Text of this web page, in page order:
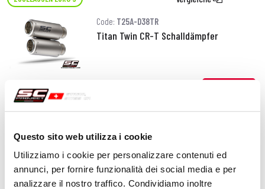
Questo sito web utilizza i cookie
Utilizziamo i cookie per personalizzare contenuti ed
annunci, per fornire funzionalità dei social media e per
analizzare il nostro traffico. Condividiamo inoltre
Code: T25A-D38TR
Titan Twin CR-T Schalldämpfer
1.320,00 CHF
ZUGELASSEN EURO 5
Code:T25A-102C
Kohlefaser SC1-R GT Schalldämpfer